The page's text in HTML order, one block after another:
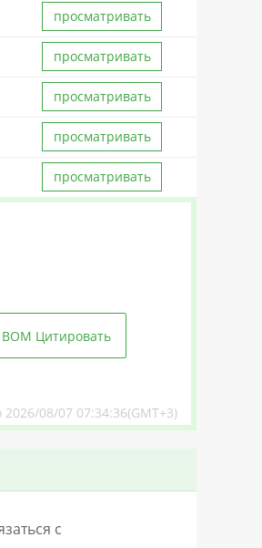
просматривать
просматривать
просматривать
просматривать
просматривать
BOM Цитировать
08/07 07:34:36(GMT+3)
с